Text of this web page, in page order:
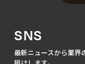
SNS
最新ニュースから業界